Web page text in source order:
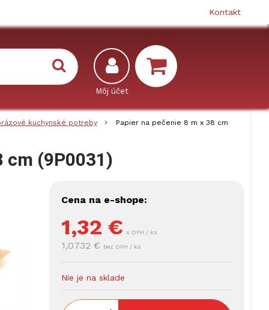
Kontakt
kuchynské potreby Papier na pečenie 8 m x 38 cm
cm (9P0031)
Cena na e-shope:
1,32 € s DPH / ks
1,0732 € bez DPH / ks
Nie je na sklade